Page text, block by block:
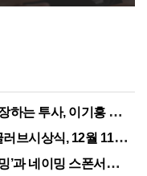
흥 대한체육회장 연임 성공
식, 12월 11일(금) 시행
네이밍 스폰서십 체결